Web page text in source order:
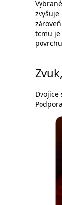
tomu je
Dvojice